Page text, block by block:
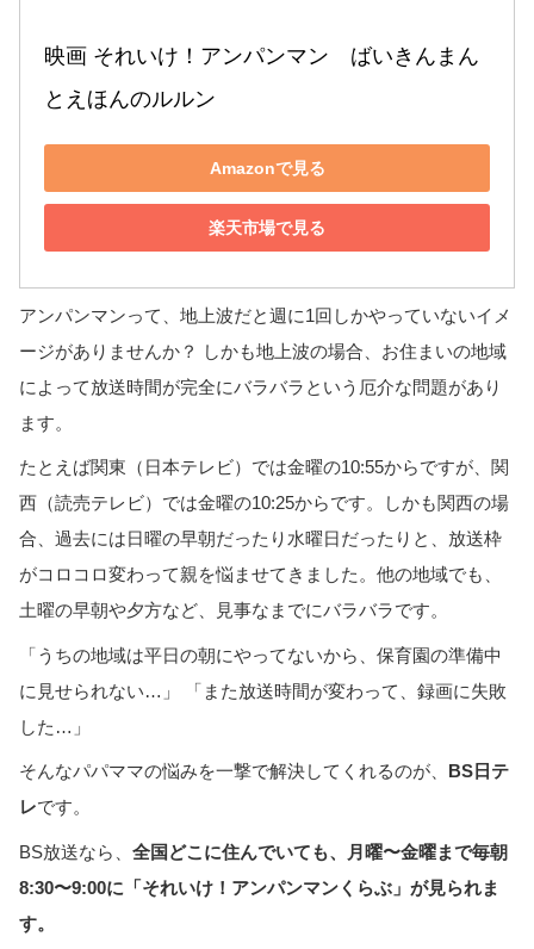
映画 それいけ！アンパンマン　ばいきんまん
とえほんのルルン
Amazonで見る
楽天市場で見る
アンパンマンって、地上波だと週に1回しかやっていないイメ
ージがありませんか？ しかも地上波の場合、お住まいの地域
によって放送時間が完全にバラバラという厄介な問題があり
ます。
たとえば関東（日本テレビ）では金曜の10:55からですが、関
西（読売テレビ）では金曜の10:25からです。しかも関西の場
合、過去には日曜の早朝だったり水曜日だったりと、放送枠
がコロコロ変わって親を悩ませてきました。他の地域でも、
土曜の早朝や夕方など、見事なまでにバラバラです。
「うちの地域は平日の朝にやってないから、保育園の準備中
に見せられない…」 「また放送時間が変わって、録画に失敗
した…」
そんなパパママの悩みを一撃で解決してくれるのが、 BS日テ
レです。
BS放送なら、 全国どこに住んでいても、月曜〜金曜まで毎朝
8:30〜9:00に「それいけ！アンパンマンくらぶ」が見られま
す。